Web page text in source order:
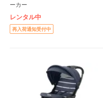
ーカー
レンタル中
再入荷通知受付中